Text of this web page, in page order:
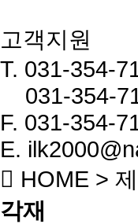
고객지원
T. 031-354-
031-354-
F. 031-354-
E.
HOME >
각재